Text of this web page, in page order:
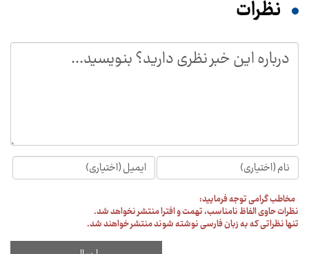
نظرات
مخاطب گرامی توجه فرمایید:
نظرات حاوی الفاظ نامناسب، تهمت و افترا منتشر نخواهد شد.
تنها نظراتی که به زبان فارسی نوشته شوند منتشر خواهند شد.